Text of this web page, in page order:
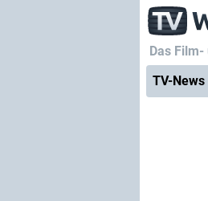
Das
TV-News